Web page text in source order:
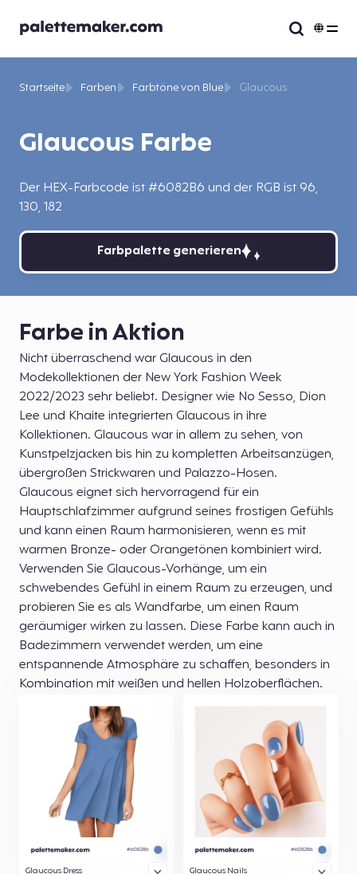
Glaucous Farbe
Der HEX-Farbcode ist #6082B6 und der RGB ist 96,
130, 182
Startseite Farben Farbtöne von Blue Glaucous
Farbpalette generieren
Farbe in Aktion
Nicht überraschend war Glaucous in den
Modekollektionen der New York Fashion Week
2022/2023 sehr beliebt. Designer wie No Sesso, Dion
Lee und Khaite integrierten Glaucous in ihre
Kollektionen. Glaucous war in allem zu sehen, von
Kunstpelzjacken bis hin zu kompletten Arbeitsanzügen,
übergroßen Strickwaren und Palazzo-Hosen.
Glaucous eignet sich hervorragend für ein
Hauptschlafzimmer aufgrund seines frostigen Gefühls
und kann einen Raum harmonisieren, wenn es mit
warmen Bronze- oder Orangetönen kombiniert wird.
Verwenden Sie Glaucous-Vorhänge, um ein
schwebendes Gefühl in einem Raum zu erzeugen, und
probieren Sie es als Wandfarbe, um einen Raum
geräumiger wirken zu lassen. Diese Farbe kann auch in
Badezimmern verwendet werden, um eine
entspannende Atmosphäre zu schaffen, besonders in
Kombination mit weißen und hellen Holzoberflächen.
Glaucous Dress Glaucous Nails